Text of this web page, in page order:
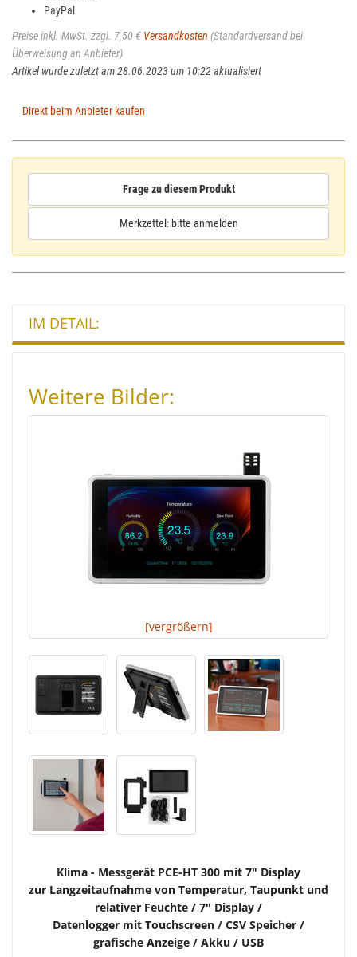
PayPal
Preise inkl. MwSt. zzgl. 7,50 € Versandkosten (Standardversand bei
Überweisung an Anbieter)
Artikel wurde zuletzt am 28.06.2023 um 10:22 aktualisiert
Direkt beim Anbieter kaufen
Frage zu diesem Produkt
Merkzettel: bitte anmelden
IM DETAIL:
Weitere Bilder:
[vergrößern]
Klima - Messgerät PCE-HT 300 mit 7" Display
zur Langzeitaufnahme von Temperatur, Taupunkt und
relativer Feuchte / 7" Display /
Datenlogger mit Touchscreen / CSV Speicher /
grafische Anzeige / Akku / USB